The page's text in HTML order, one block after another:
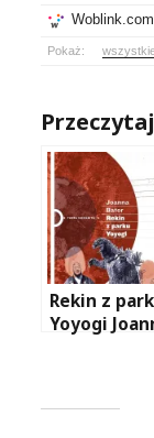
Woblink.com
Pokaż:
Rekin z
Yoyogi